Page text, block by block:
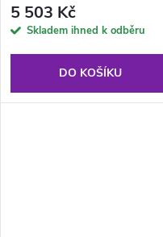
5 503 Kč
Skladem ihned k odběru
DO KOŠÍKU